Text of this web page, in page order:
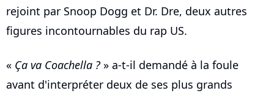
rejoint par Snoop Dogg et Dr. Dre, deux autres
figures incontournables du rap US.
« Ça va Coachella ?» a-t-il demandé à la foule
avant d'interpréter deux de ses plus grands